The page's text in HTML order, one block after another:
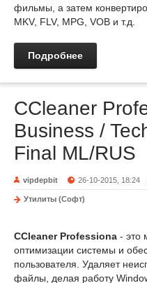
фильмы, а затем
MKV, FLV, MPG, VOB и т.д.
Подробнее
CCleaner
Business /
Final ML/RUS
vipdepbit 26-10-2015, 18:24
Утилиты (Софт)
CCleaner Professiona - это
оптимизации системы и
пользователя. Удаляет
файлы, делая работу